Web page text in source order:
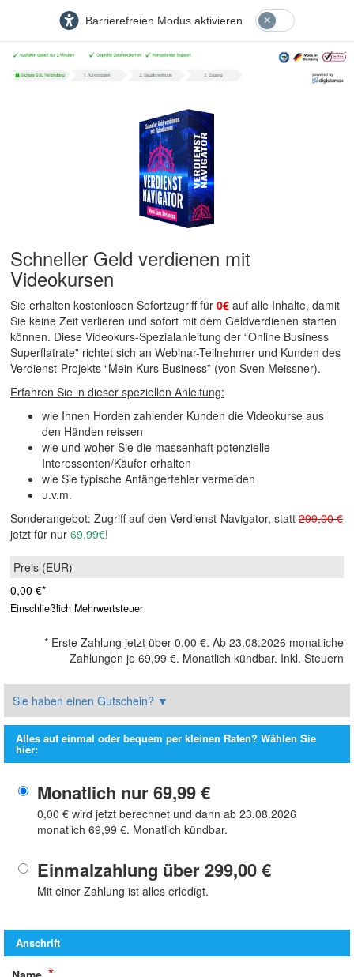
Barrierefreien Modus aktivieren
Schneller Geld verdienen mit
Videokursen
Sie erhalten kostenlosen Sofortzugriff für 0€ auf alle Inhalte, damit
Sie keine Zeit verlieren und sofort mit dem Geldverdienen starten
können. Diese Videokurs-Spezialanleitung der “Online Business
Superflatrate” richtet sich an Webinar-Teilnehmer und Kunden des
Verdienst-Projekts “Mein Kurs Business” (von Sven Meissner).
Erfahren Sie in dieser speziellen Anleitung:
wie Ihnen Horden zahlender Kunden die Videokurse aus
den Händen reissen
wie und woher Sie die massenhaft potenzielle
Interessenten/Käufer erhalten
wie Sie typische Anfängerfehler vermeiden
u.v.m.
Sonderangebot: Zugriff auf den Verdienst-Navigator, statt 299,00 €
jetzt für nur 69,99€!
0,00 €*
Einschließlich Mehrwertsteuer
* Erste Zahlung jetzt über 0,00 €. Ab 23.08.2026 monatliche
Zahlungen je 69,99 €. Monatlich kündbar. Inkl. Steuern
Sie haben einen Gutschein? ▼
Alles auf einmal oder bequem per kleinen Raten? Wählen Sie
hier:
Monatlich nur69,99 €
0,00 € wird jetzt berechnet und dann ab 23.08.2026
monatlich 69,99 €. Monatlich kündbar.
Einmalzahlung über299,00 €
Mit einer Zahlung ist alles erledigt.
Anschrift